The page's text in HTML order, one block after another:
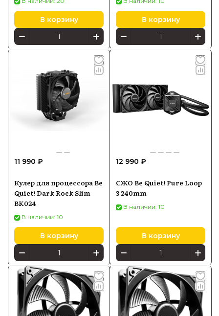
В корзину В корзину
11 990 ₽
Кулер для процессора Be
Quiet! Dark Rock Slim
BK024
В наличии: 10
В корзину
12 990 ₽
СЖО Be Quiet! Pure Loop
3 240mm
В наличии: 10
В корзину